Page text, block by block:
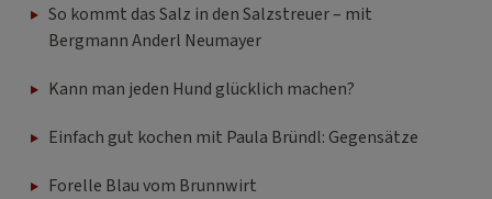
So kommt das Salz in den Salzstreuer – mit
Bergmann Anderl Neumayer
Kann man jeden Hund glücklich machen?
Einfach gut kochen mit Paula Bründl: Gegensätze
Forelle Blau vom Brunnwirt